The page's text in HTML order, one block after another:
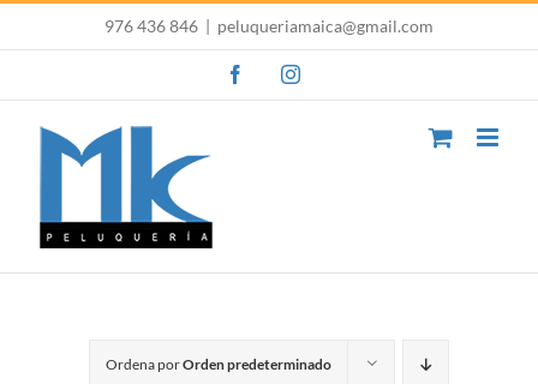
al
976 436 846 | peluqueriamaica@gmail.com
FacebookInstagram
Ordena porOrden predeterminado